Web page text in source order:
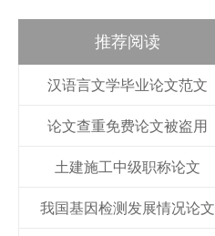
推荐阅读
汉语言文学毕业论文范文
论文查重免费论文被盗用
土建施工中级职称论文
我国基因检测发展情况论文